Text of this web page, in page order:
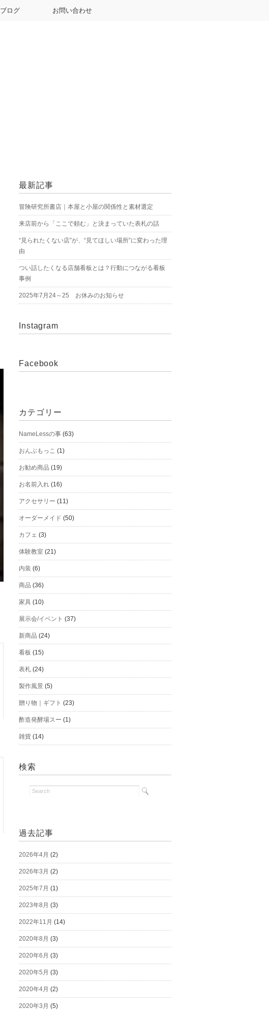
ブログ お問い合わせ
最新記事
冒険研究所書店｜本屋と小屋の関係性と素材選定
来店前から「ここで頼む」と決まっていた表札の話
“見られたくない店”が、“見てほしい場所”に変わった理
由
つい話したくなる店舗看板とは？行動につながる看板
事例
2025年7月24～25 お休みのお知らせ
Instagram
Facebook
カテゴリー
NameLessの事 (63)
おんぶもっこ (1)
お勧め商品 (19)
お名前入れ (16)
アクセサリー (11)
オーダーメイド (50)
カフェ (3)
体験教室 (21)
内装 (6)
商品 (36)
家具 (10)
展示会/イベント (37)
新商品 (24)
看板 (15)
表札 (24)
製作風景 (5)
贈り物｜ギフト (23)
酢造発酵場スー (1)
雑貨 (14)
検索
過去記事
2026年4月 (2)
2026年3月 (2)
2025年7月 (1)
2023年8月 (3)
2022年11月 (14)
2020年8月 (3)
2020年6月 (3)
2020年5月 (3)
2020年4月 (2)
2020年3月 (5)